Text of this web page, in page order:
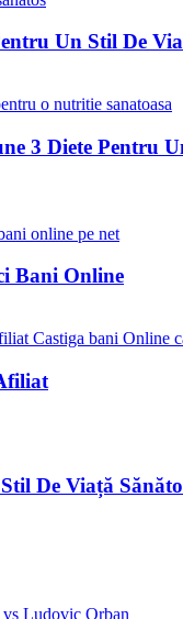
Un Stil De
3 Diete Pentru
Bani Online
De Viață